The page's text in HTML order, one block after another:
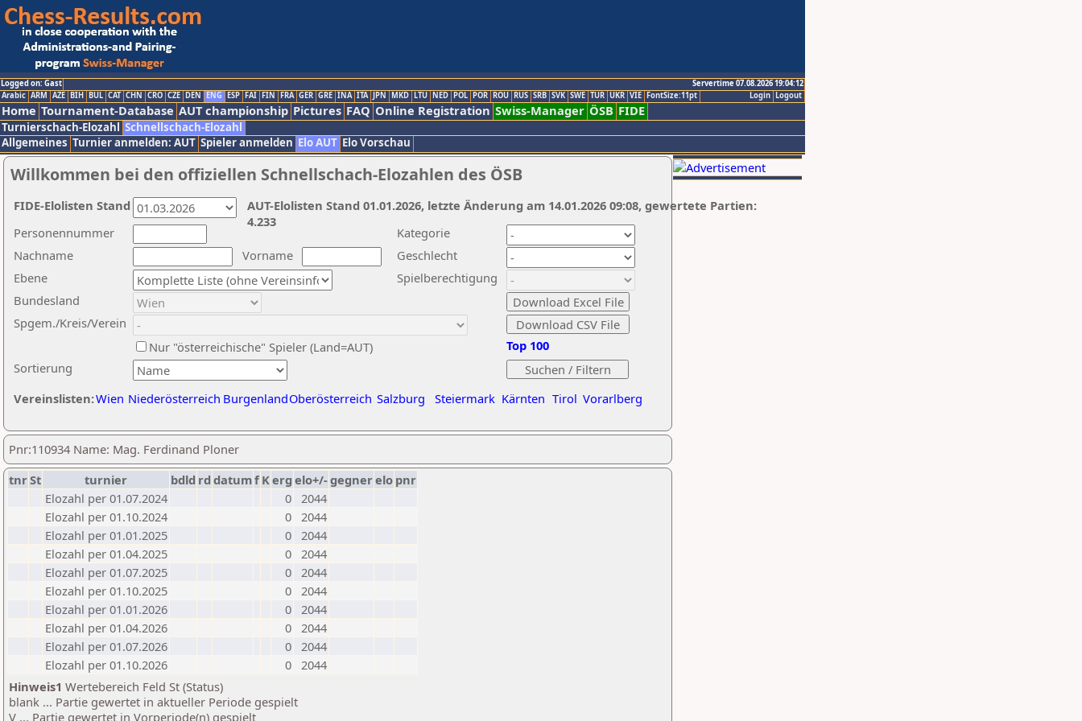
Logged on: Gast
Servertime 07.08.2026 19:04:12
Logout
Login
Arabic ARM AZE BIH BUL CAT CHN CRO CZE DEN ENG ESP FAI FIN FRA GER GRE INA ITA JPN MKD LTU NED POL POR ROU RUS SRB SVK SWE TUR UKR VIE FontSize:11pt
Home Tournament-Database AUT championship Pictures FAQ Online Registration Swiss-Manager ÖSB FIDE
Turnierschach-Elozahl Schnellschach-Elozahl
Allgemeines Turnier anmelden: AUT Spieler anmelden Elo AUT Elo Vorschau
Willkommen bei den offiziellen Schnellschach-Elozahlen des ÖSB
Nachname
Vorname
Ebene
Kategorie
Sortierung
Personennummer
Bundesland
Spgem./Kreis/Verein
Geschlecht
Nur "österreichische" Spieler (Land=AUT)
Spielberechtigung
Vereinslisten:Wien Niederösterreich BurgenlandOberösterreich Salzburg Steiermark Kärnten Tirol Vorarlberg
Top 100
AUT-Elolisten Stand 01.01.2026, letzte Änderung am 14.01.2026 09:08, gewertete Partien:
4.233
FIDE-Elolisten Stand
Pnr:110934 Name: Mag. Ferdinand Ploner
tnrSt turnier bdld rd datumf Kerg elo+/-gegnerelo pnr
Elozahl per 01.07.2024
0 2044
Elozahl per 01.10.2024
0 2044
Elozahl per 01.01.2025
0 2044
Elozahl per 01.04.2025
0 2044
Elozahl per 01.07.2025
0 2044
Elozahl per 01.10.2025
0 2044
Elozahl per 01.01.2026
0 2044
Elozahl per 01.04.2026
0 2044
Elozahl per 01.07.2026
0 2044
Elozahl per 01.10.2026
0 2044
Hinweis1 Wertebereich Feld St (Status)
blank ... Partie gewertet in aktueller Periode gespielt
V ... Partie gewertet in Vorperiode(n) gespielt